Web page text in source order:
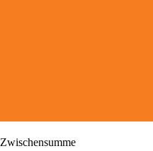
Zwischensumme